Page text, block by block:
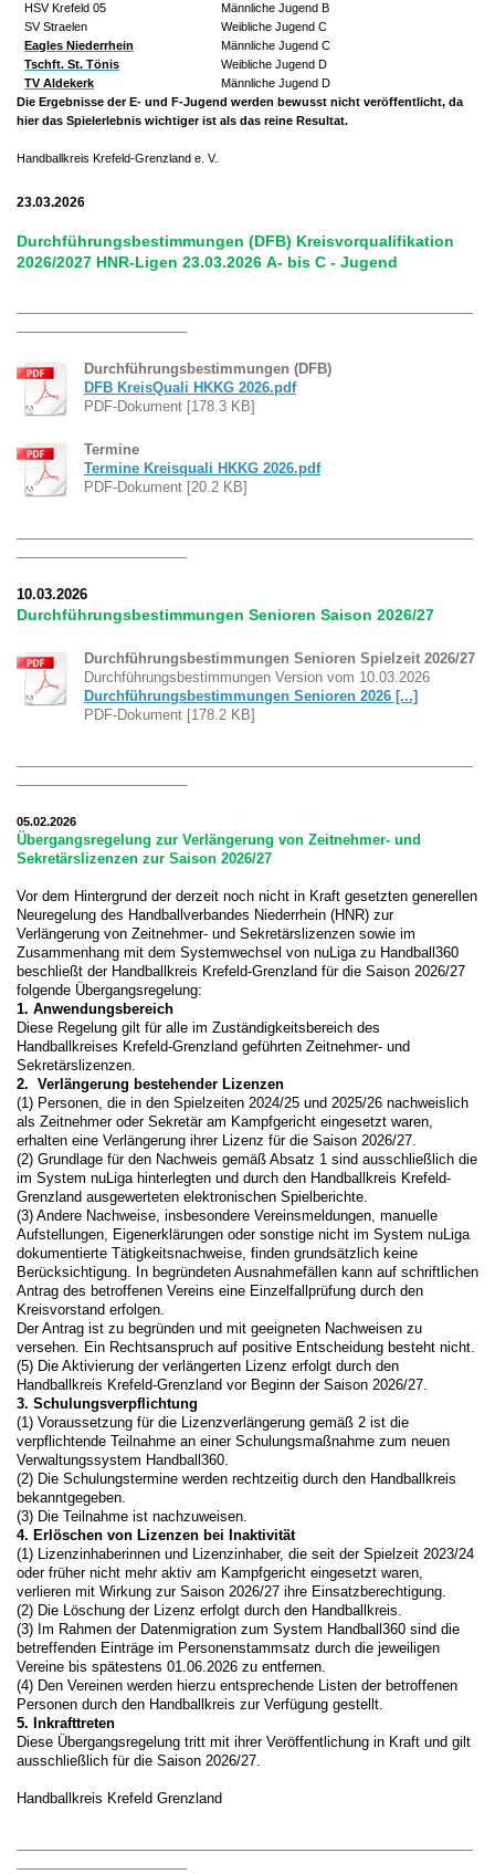
HSV Krefeld 05
Männliche Jugend B
SV Straelen
Weibliche Jugend C
Eagles Niederrhein
Männliche Jugend C
Tschft. St. Tönis
Weibliche Jugend D
TV Aldekerk
Männliche Jugend D
Die Ergebnisse der E- und F-Jugend werden bewusst nicht veröffentlicht, da
hier das Spielerlebnis wichtiger ist als das reine Resultat.
Handballkreis Krefeld-Grenzland e. V.
23.03.2026
Durchführungsbestimmungen (DFB) Kreisvorqualifikation
2026/2027 HNR-Ligen 23.03.2026 A- bis C - Jugend
Durchführungsbestimmungen (DFB)
DFB KreisQuali HKKG 2026.pdf
PDF-Dokument [178.3 KB]
Termine
Termine Kreisquali HKKG 2026.pdf
PDF-Dokument [20.2 KB]
10.03.2026
Durchführungsbestimmungen Senioren Saison 2026/27
Durchführungsbestimmungen Senioren Spielzeit 2026/27
Durchführungsbestimmungen Version vom 10.03.2026
Durchführungsbestimmungen Senioren 2026 [...]
PDF-Dokument [178.2 KB]
05.02.2026
Übergangsregelung zur Verlängerung von Zeitnehmer- und
Sekretärslizenzen zur Saison 2026/27
Vor dem Hintergrund der derzeit noch nicht in Kraft gesetzten generellen
Neuregelung des Handballverbandes Niederrhein (HNR) zur
Verlängerung von Zeitnehmer- und Sekretärslizenzen sowie im
Zusammenhang mit dem Systemwechsel von nuLiga zu Handball360
beschließt der Handballkreis Krefeld-Grenzland für die Saison 2026/27
folgende Übergangsregelung:
1. Anwendungsbereich
Diese Regelung gilt für alle im Zuständigkeitsbereich des
Handballkreises Krefeld-Grenzland geführten Zeitnehmer- und
Sekretärslizenzen.
2. Verlängerung bestehender Lizenzen
(1) Personen, die in den Spielzeiten 2024/25 und 2025/26 nachweislich
als Zeitnehmer oder Sekretär am Kampfgericht eingesetzt waren,
erhalten eine Verlängerung ihrer Lizenz für die Saison 2026/27.
(2) Grundlage für den Nachweis gemäß Absatz 1 sind ausschließlich die
im System nuLiga hinterlegten und durch den Handballkreis Krefeld-
Grenzland ausgewerteten elektronischen Spielberichte.
(3) Andere Nachweise, insbesondere Vereinsmeldungen, manuelle
Aufstellungen, Eigenerklärungen oder sonstige nicht im System nuLiga
dokumentierte Tätigkeitsnachweise, finden grundsätzlich keine
Berücksichtigung. In begründeten Ausnahmefällen kann auf schriftlichen
Antrag des betroffenen Vereins eine Einzelfallprüfung durch den
Kreisvorstand erfolgen.
Der Antrag ist zu begründen und mit geeigneten Nachweisen zu
versehen. Ein Rechtsanspruch auf positive Entscheidung besteht nicht.
(5) Die Aktivierung der verlängerten Lizenz erfolgt durch den
Handballkreis Krefeld-Grenzland vor Beginn der Saison 2026/27.
3. Schulungsverpflichtung
(1) Voraussetzung für die Lizenzverlängerung gemäß 2 ist die
verpflichtende Teilnahme an einer Schulungsmaßnahme zum neuen
Verwaltungssystem Handball360.
(2) Die Schulungstermine werden rechtzeitig durch den Handballkreis
bekanntgegeben.
(3) Die Teilnahme ist nachzuweisen.
4. Erlöschen von Lizenzen bei Inaktivität
(1) Lizenzinhaberinnen und Lizenzinhaber, die seit der Spielzeit 2023/24
oder früher nicht mehr aktiv am Kampfgericht eingesetzt waren,
verlieren mit Wirkung zur Saison 2026/27 ihre Einsatzberechtigung.
(2) Die Löschung der Lizenz erfolgt durch den Handballkreis.
(3) Im Rahmen der Datenmigration zum System Handball360 sind die
betreffenden Einträge im Personenstammsatz durch die jeweiligen
Vereine bis spätestens 01.06.2026 zu entfernen.
(4) Den Vereinen werden hierzu entsprechende Listen der betroffenen
Personen durch den Handballkreis zur Verfügung gestellt.
5. Inkrafttreten
Diese Übergangsregelung tritt mit ihrer Veröffentlichung in Kraft und gilt
ausschließlich für die Saison 2026/27.
Handballkreis Krefeld Grenzland